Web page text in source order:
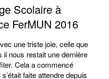
Scolaire à
FerMUN 2016
une triste joie, celle que
nous restait une dernière
Cela a commencé
faite attendre depuis